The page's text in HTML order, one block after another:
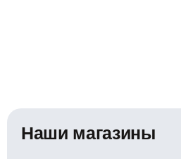
Наши магазины